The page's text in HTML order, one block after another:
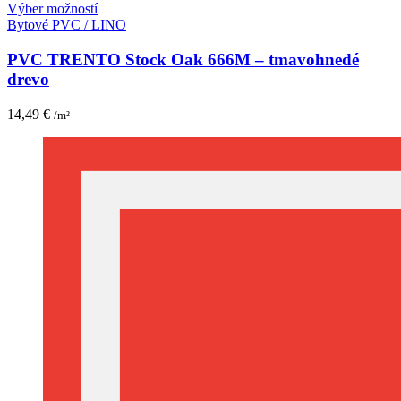
Výber možnostíTento
produkt
viacero
variantov.
vybrať
stránke
Bytové PVC / LINO
PVC TRENTO Stock Oak 666M – tmavohnedé
drevo
14,49 € /m²